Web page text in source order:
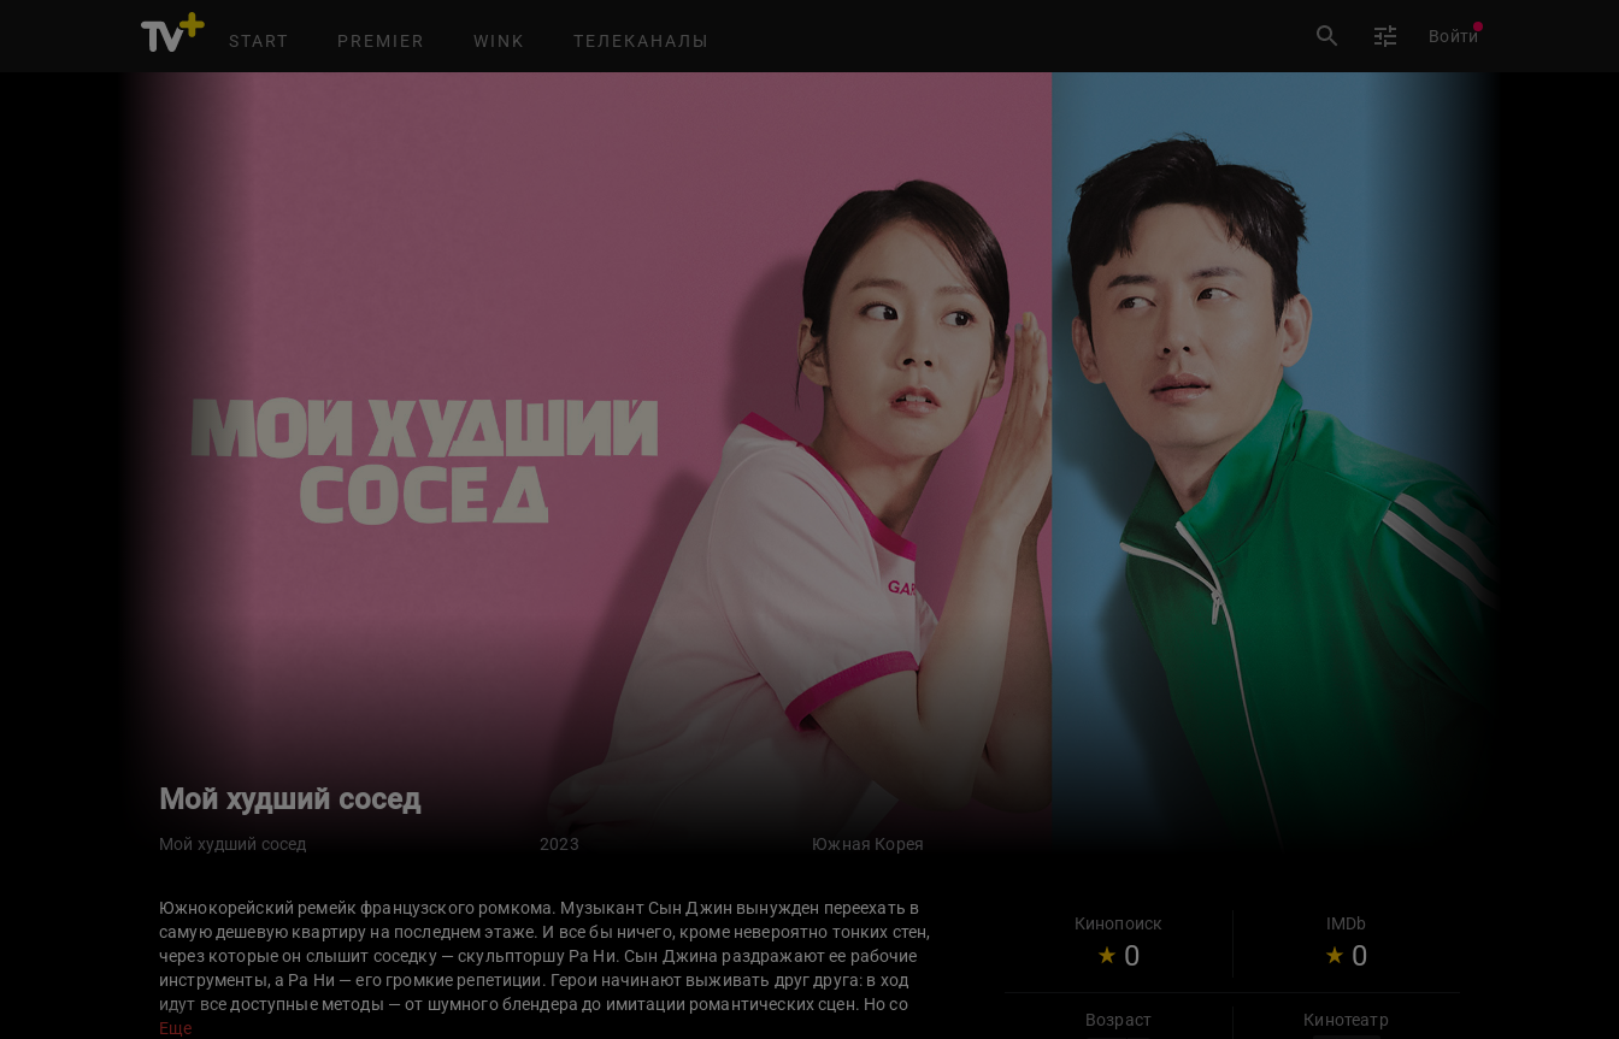
START PREMIER WINK ТЕЛЕКАНАЛЫ Войти
Мой худший сосед
Мой худший сосед 2023 Южная Корея
Южнокорейский ремейк французского ромкома. Музыкант Сын Джин вынужден переехать в
самую дешевую квартиру на последнем этаже. И все бы ничего, кроме невероятно тонких стен,
через которые он слышит соседку — скульпторшу Ра Ни. Сын Джина раздражают ее рабочие
инструменты, а Ра Ни — его громкие репетиции. Герои начинают выживать друг друга: в ход
идут все доступные методы — от шумного блендера до имитации романтических сцен. Но со
временем между Сын Джином и Ра Ни завязывается диалог, способный разрушить
Еще
Кинопоиск
0
IMDb
0
Возраст Кинотеатр